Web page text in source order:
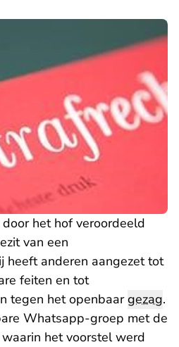
het hof veroordeeld
van een
heeft anderen aangezet tot
feiten en tot
tegen het openbaargezag.
Whatsapp-groep met de
waarin het voorstel werd